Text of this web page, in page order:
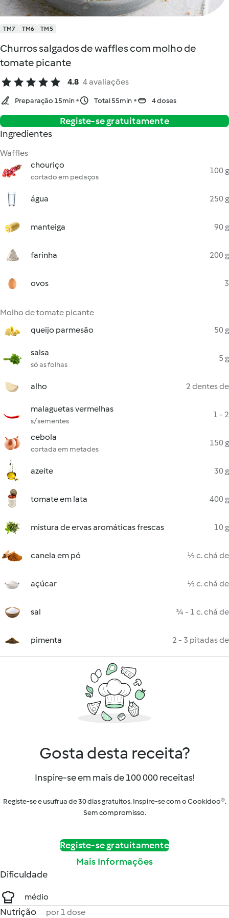
TM7 TM6 TM5
Churros salgados de waffles com molho de
tomate picante
4.8 4 avaliações
Preparação 15min Total 55min 4 doses
Registe-se gratuitamente
Ingredientes
Waffles
chouriço
cortado em pedaços
100 g
água 250 g
manteiga 90 g
farinha 200 g
ovos 3
Molho de tomate picante
queijo parmesão
50 g
salsa
só as folhas
5 g
alho 2 dentes de
malaguetas vermelhas
s/ sementes
1 - 2
cebola
cortada em metades
150 g
azeite 30 g
tomate em lata 400 g
mistura de ervas aromáticas frescas 10 g
canela em pó ½ c. chá de
açúcar ½ c. chá de
sal ¾ - 1 c. chá de
pimenta 2 - 3 pitadas de
Gosta desta receita?
Inspire-se em mais de 100 000 receitas!
Registe-se e usufrua de 30 dias gratuitos. Inspire-se com o Cookidoo®.
Sem compromisso.
Registe-se gratuitamente
Mais Informações
Dificuldade
médio
Nutrição por 1 dose